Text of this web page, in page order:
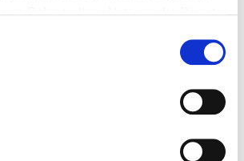
in unseren
organisation/personen/caroli